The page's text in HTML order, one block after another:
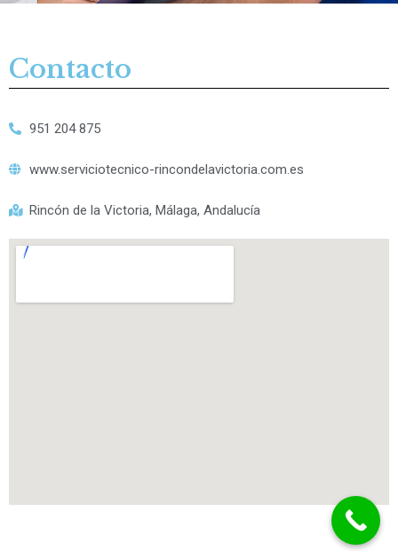
Contacto
951 204 875
www.serviciotecnico-rincondelavictoria.com.es
Rincón de la Victoria, Málaga, Andalucía